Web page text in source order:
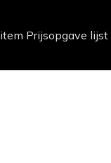
item Prijsopgave lijst